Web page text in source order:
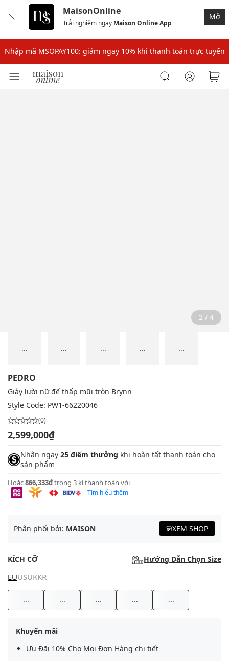
MaisonOnline
Trải nghiệm ngay Maison Online App
Mở
Nhập mã: MSOXINCHAO - Giảm 10% đơn đầu cho thành viên mới!
Nhập mã MSOPAY100: giảm ngay 10% khi thanh toán trực tuyến
Nhập mã: MSOXINCHAO - Giảm 10% đơn đầu cho thành viên mới!
2 / 4
... ... ... ... ...
PEDRO
Giày lười nữ đế thấp mũi tròn Brynn
Style Code: PW1-66220046
(0)
2,599,000₫
Nhận ngay 25 điểm thưởng khi hoàn tất thanh toán cho
sản phẩm
Hoặc866,333₫trong 3 kì thanh toán với
Tìm hiểu thêm
Phân phối bởi: MAISON XEM SHOP
KÍCH CỠ Hướng Dẫn Chọn Size
EUUSUKKR
... ... ... ... ...
Khuyến mãi
Ưu Đãi 10% Cho Mọi Đơn Hàng chi tiết